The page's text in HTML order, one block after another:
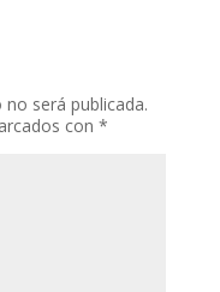
será publicada.
con *